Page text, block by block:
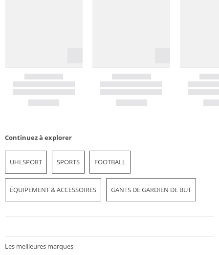
Continuez à explorer
UHLSPORT SPORTS FOOTBALL
ÉQUIPEMENT & ACCESSOIRES GANTS DE GARDIEN DE BUT
Les meilleures marques